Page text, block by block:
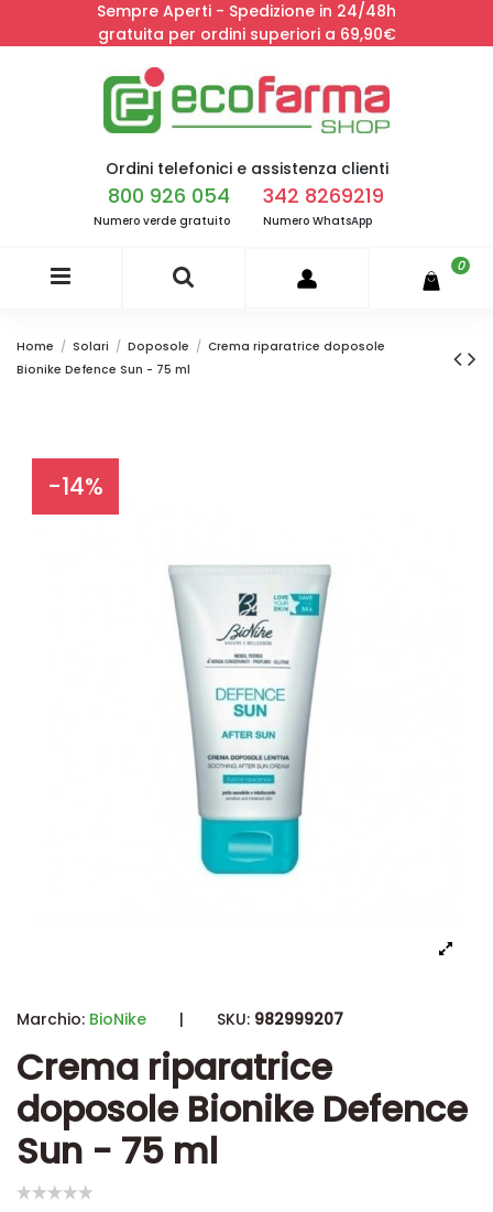
Sempre Aperti - Spedizione in 24/48h
gratuita per ordini superiori a 69,90€
Ordini telefonici e assistenza clienti
800 926 054
Numero verde gratuito
342 8269219
Numero WhatsApp
0
Home Solari Doposole
Crema riparatrice doposole
Bionike Defence Sun - 75 ml
-14%
Marchio: BioNike | SKU: 982999207
Crema riparatrice
doposole Bionike Defence
Sun - 75 ml